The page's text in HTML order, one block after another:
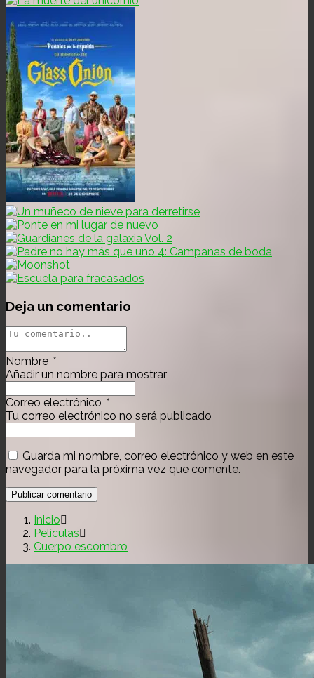
Deja un comentario
Nombre *
Añadir un nombre para mostrar
Correo electrónico *
Tu correo electrónico no será publicado
Guarda mi nombre, correo electrónico y web en este
navegador para la próxima vez que comente.
Inicio
Películas
Cuerpo escombro